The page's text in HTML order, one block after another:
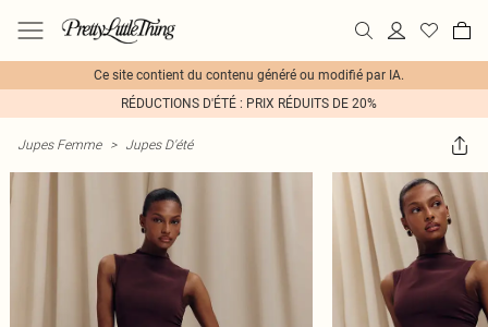
Ce site contient du contenu généré ou modifié par IA.
RÉDUCTIONS D'ÉTÉ : PRIX RÉDUITS DE 20%
Jupes Femme > Jupes D'été